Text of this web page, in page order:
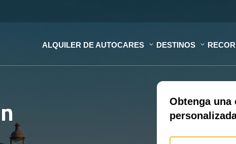
ALQUILER DE AUTOCARES DESTINOS
Obtenga una